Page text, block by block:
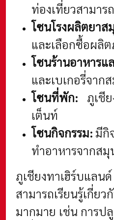
ท่องเที่ยวสามาร
โซนโรงผลิตยาส
และเลือกซื้อผลิ
โซนร้านอาหารแ
และเบเกอรี่จาก
โซนที่พัก: ภูเชี
เต็นท์
โซนกิจกรรม: มีกิ
ทำอาหารจากสมุ
ภูเชียงทาเฮิร์บแล
สามารถเรียนรู้เกี่
มากมาย เช่น การป